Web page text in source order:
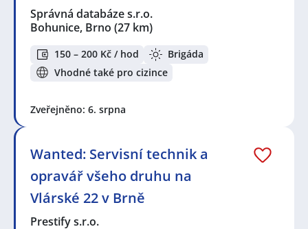
Správná databáze s.r.o.
Bohunice, Brno (27 km)
150 – 200 Kč / hod
Brigáda
Vhodné také pro cizince
Zveřejněno: 6. srpna
Wanted: Servisní technik a
opravář všeho druhu na
Vlárské 22 v Brně
Prestify s.r.o.